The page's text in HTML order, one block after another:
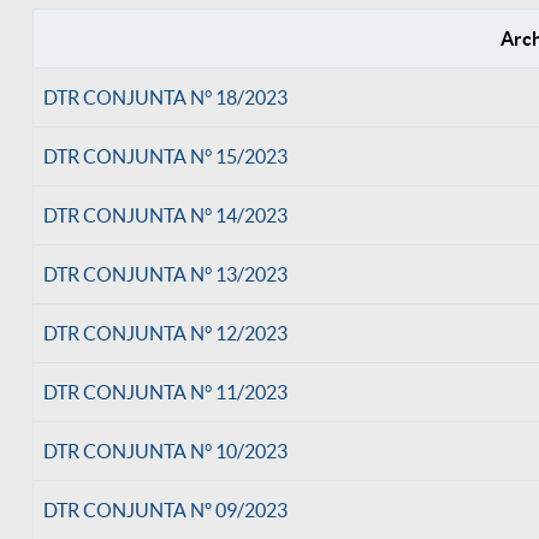
DTR CONJUNTA N° 18/2023
DTR CONJUNTA N° 15/2023
DTR CONJUNTA N° 14/2023
DTR CONJUNTA N° 13/2023
DTR CONJUNTA N° 12/2023
DTR CONJUNTA N° 11/2023
DTR CONJUNTA N° 10/2023
DTR CONJUNTA Nº 09/2023